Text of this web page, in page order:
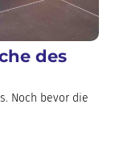
des
Noch bevor die